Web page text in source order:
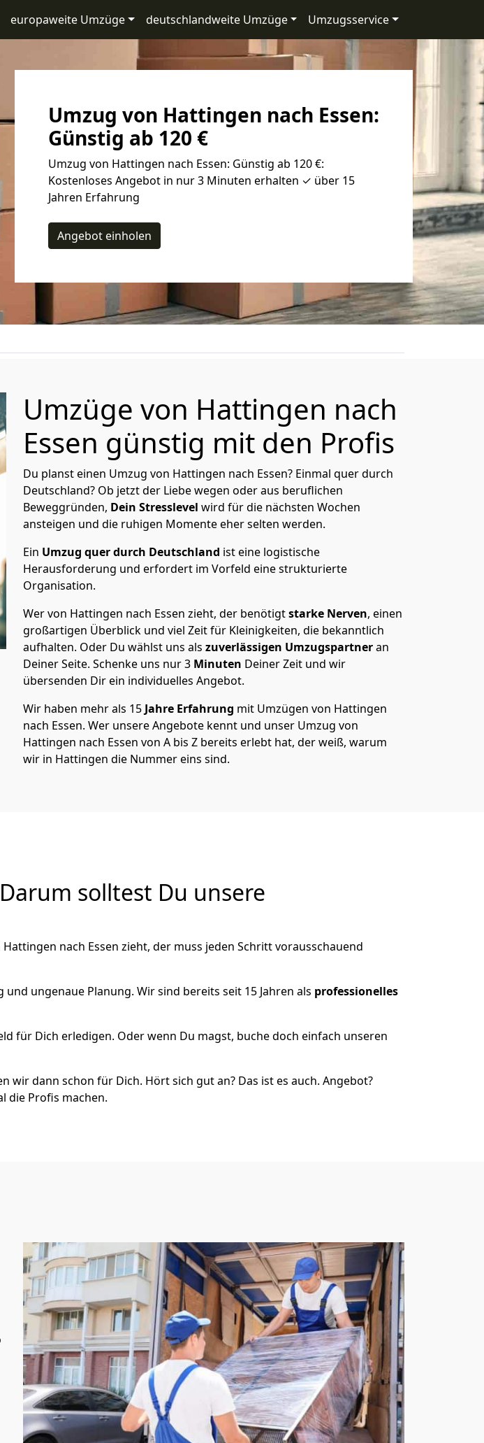
europaweite Umzüge deutschlandweite Umzüge Umzugsservice
Umzug von Hattingen nach Essen:
Günstig ab 120 €
Umzug von Hattingen nach Essen: Günstig ab 120 €:
Kostenloses Angebot in nur 3 Minuten erhalten ✓ über 15
Jahren Erfahrung
Angebot einholen
Umzüge von Hattingen nach
Essen günstig mit den Profis
Du planst einen Umzug von Hattingen nach Essen? Einmal quer durch
Deutschland? Ob jetzt der Liebe wegen oder aus beruflichen
Beweggründen, Dein Stresslevel wird für die nächsten Wochen
ansteigen und die ruhigen Momente eher selten werden.
Ein Umzug quer durch Deutschland ist eine logistische
Herausforderung und erfordert im Vorfeld eine strukturierte
Organisation.
Wer von Hattingen nach Essen zieht, der benötigtstarke Nerven, einen
großartigen Überblick und viel Zeit für Kleinigkeiten, die bekanntlich
aufhalten. Oder Du wählst uns als zuverlässigen Umzugspartneran
Deiner Seite. Schenke uns nur3 Minuten Deiner Zeit und wir
übersenden Dir ein individuelles Angebot.
Wir haben mehr als 15 Jahre Erfahrung mit Umzügen von Hattingen
nach Essen. Wer unsere Angebote kennt und unser Umzug von
Hattingen nach Essen von A bis Z bereits erlebt hat, der weiß, warum
wir in Hattingen die Nummer eins sind.
solltest Du unsere
nach Essen zieht, der muss jeden Schritt vorausschauend
ungenaue Planung. Wir sind bereits seit 15 Jahren als professionelles
für Dich erledigen. Oder wenn Du magst, buche doch einfach unseren
wir dann schon für Dich. Hört sich gut an? Das ist es auch. Angebot?
die Profis machen.